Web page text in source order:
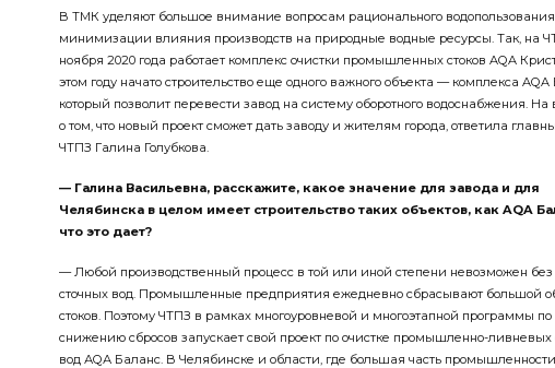
В ТМК уделяют большое внимание вопросам рационального
минимизации влияния производств на природные водные ресурсы. Так, на
ноября 2020 года работает комплекс очистки промышленных стоков AQA
этом году начато строительство еще одного важного объекта — комплекса AQA
который позволит перевести завод на систему оборотного водоснабжения. На
о том, что новый проект сможет дать заводу и жителям города, ответила
ЧТПЗ Галина Голубкова.
— Галина Васильевна, расскажите, какое значение для завода и для
Челябинска в целом имеет строительство таких объектов, как AQA
что это дает?
— Любой производственный процесс в той или иной степени невозможен без
сточных вод. Промышленные предприятия ежедневно сбрасывают большой
стоков. Поэтому ЧТПЗ в рамках многоуровневой и многоэтапной программы по
снижению сбросов запускает свой проект по очистке промышленно-ливневых
вод АQА Баланс. В Челябинске и области, где большая часть